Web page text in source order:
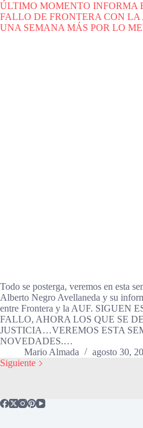
ÚLTIMO MOMENTO INFORMA
FALLO DE FRONTERA CON LA
UNA SEMANA MÁS POR LO
Todo se posterga, veremos en esta
Alberto Negro Avellaneda y su
entre Frontera y la AUF. SIGUEN
FALLO, AHORA LOS QUE SE
JUSTICIA…VEREMOS ESTA
NOVEDADES.…
Mario Almada
agosto 30,
Siguiente